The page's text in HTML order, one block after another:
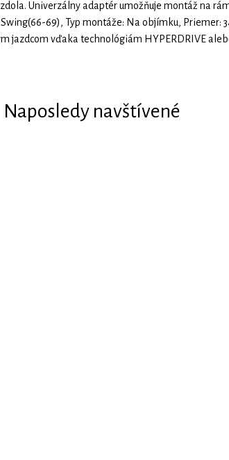
Univerzálny adaptér umožňuje montáž na
69), Typ montáže: Na objímku, Priemer:
jazdcom vďaka technológiám HYPERDRIVE
Naposledy navštívené